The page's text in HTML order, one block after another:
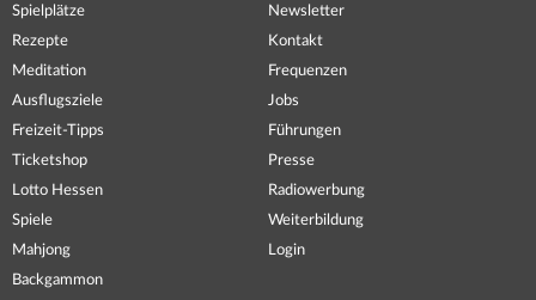
Spielplätze
Rezepte
Meditation
Ausflugsziele
Freizeit-Tipps
Ticketshop
Lotto Hessen
Spiele
Mahjong
Backgammon
Newsletter
Kontakt
Frequenzen
Jobs
Führungen
Presse
Radiowerbung
Weiterbildung
Login